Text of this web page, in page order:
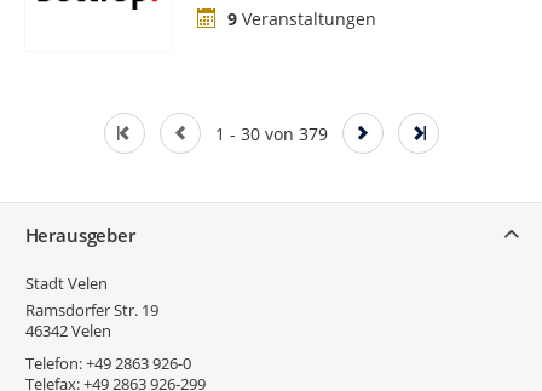
9 Veranstaltungen
1 - 30 von 379
Herausgeber
Stadt Velen
Ramsdorfer Str. 19
46342Velen
Telefon:+49 2863 926-0
Telefax:+49 2863 926-299